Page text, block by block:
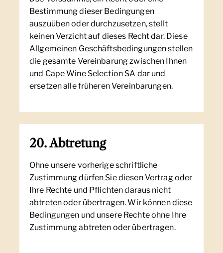
Bestimmung dieser Bedingungen
auszuüben oder durchzusetzen, stellt
keinen Verzicht auf dieses Recht dar. Diese
Allgemeinen Geschäftsbedingungen stellen
die gesamte Vereinbarung zwischen Ihnen
und Cape Wine Selection SA dar und
ersetzen alle früheren Vereinbarungen.
20. Abtretung
Ohne unsere vorherige schriftliche
Zustimmung dürfen Sie diesen Vertrag oder
Ihre Rechte und Pflichten daraus nicht
abtreten oder übertragen. Wir können diese
Bedingungen und unsere Rechte ohne Ihre
Zustimmung abtreten oder übertragen.